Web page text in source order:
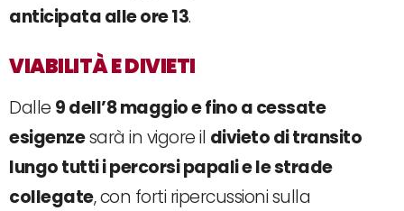
anticipata alle ore 13.
VIABILITÀ E DIVIETI
Dalle 9 dell’8 maggio e fino a cessate
esigenzesarà in vigore il divieto di transito
lungo tutti i percorsi papali e le strade
collegate, con forti ripercussioni sulla